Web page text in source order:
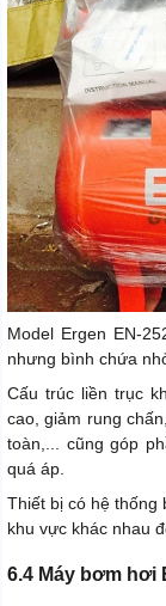
Model Ergen EN-
nhưng bình chứa
Cấu trúc liền trục
cao, giảm rung
toàn,... cũng góp
quá áp.
Thiết bị có hệ thống
khu vực khác nhau
6.4 Máy bơm hơi